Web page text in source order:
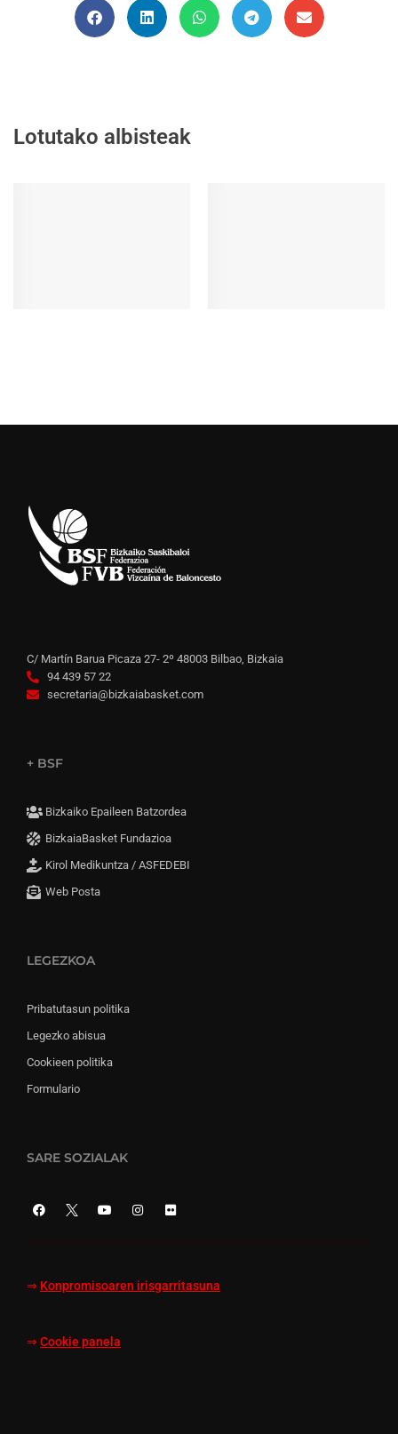
Lotutako albisteak
C/ Martín Barua Picaza 27- 2º 48003 Bilbao, Bizkaia
94 439 57 22
secretaria@bizkaiabasket.com
+ BSF
Bizkaiko Epaileen Batzordea
BizkaiaBasket Fundazioa
Kirol Medikuntza / ASFEDEBI
Web Posta
LEGEZKOA
Pribatutasun politika
Legezko abisua
Cookieen politika
Formulario
SARE SOZIALAK
⇒ Konpromisoaren irisgarritasuna
⇒ Cookie panela